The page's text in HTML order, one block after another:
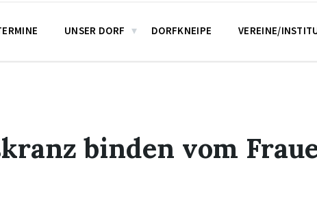
UNSER DORF DORFKNEIPE VEREINE/
binden vom